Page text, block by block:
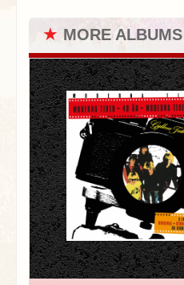
★ MORE